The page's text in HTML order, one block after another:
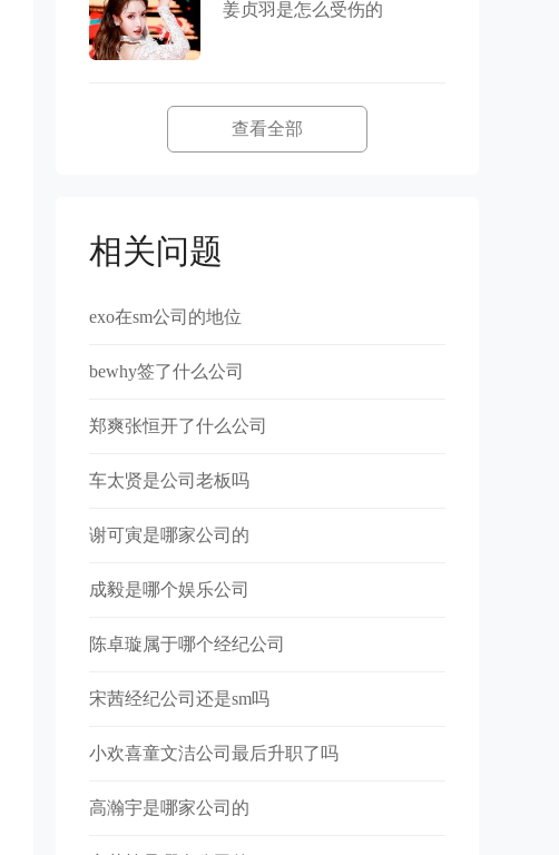
姜贞羽是怎么受伤的
查看全部
相关问题
exo在sm公司的地位
bewhy签了什么公司
郑爽张恒开了什么公司
车太贤是公司老板吗
谢可寅是哪家公司的
成毅是哪个娱乐公司
陈卓璇属于哪个经纪公司
宋茜经纪公司还是sm吗
小欢喜童文洁公司最后升职了吗
高瀚宇是哪家公司的